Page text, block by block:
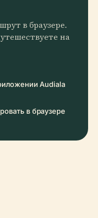
в браузере.
на
Audiala
в браузере